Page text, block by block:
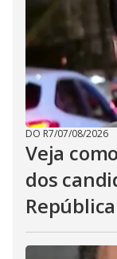
DO R7/07/08/2026
Veja
dos